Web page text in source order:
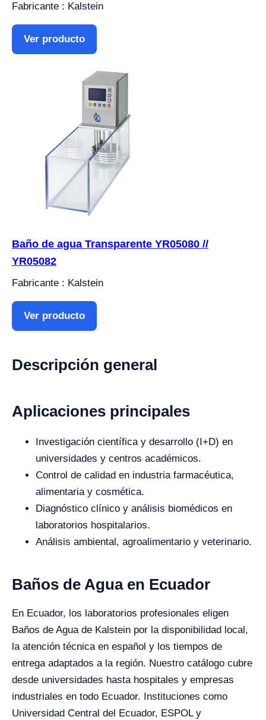
Fabricante : Kalstein
Ver producto
Baño de agua Transparente YR05080 //
YR05082
Fabricante : Kalstein
Ver producto
Descripción general
Aplicaciones principales
Investigación científica y desarrollo (I+D) en
universidades y centros académicos.
Control de calidad en industria farmacéutica,
alimentaria y cosmética.
Diagnóstico clínico y análisis biomédicos en
laboratorios hospitalarios.
Análisis ambiental, agroalimentario y veterinario.
Baños de Agua en Ecuador
En Ecuador, los laboratorios profesionales eligen
Baños de Agua de Kalstein por la disponibilidad local,
la atención técnica en español y los tiempos de
entrega adaptados a la región. Nuestro catálogo cubre
desde universidades hasta hospitales y empresas
industriales en todo Ecuador. Instituciones como
Universidad Central del Ecuador, ESPOL y